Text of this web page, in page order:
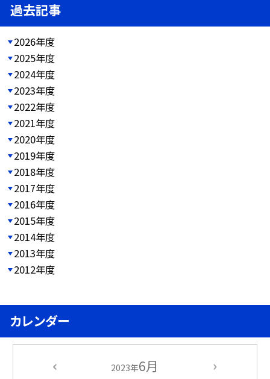
過去記事
2026年度
2025年度
2024年度
2023年度
2022年度
2021年度
2020年度
2019年度
2018年度
2017年度
2016年度
2015年度
2014年度
2013年度
2012年度
カレンダー
2023年6月